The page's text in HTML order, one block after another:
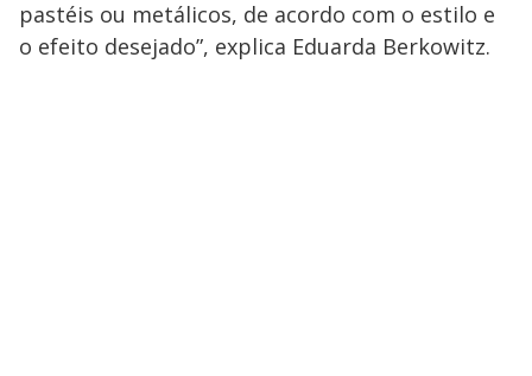
pastéis ou metálicos, de acordo com o estilo e
o efeito desejado”, explica Eduarda Berkowitz.